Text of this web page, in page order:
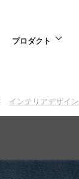
プロダクト
インテリアデザイン